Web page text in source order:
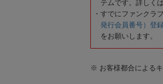
テムです。詳しく
すでにファンクラ
発行会員番号）登
をお願いします。
※ お客様都合による